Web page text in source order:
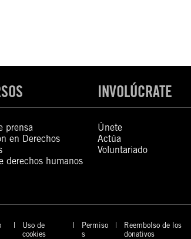
prensa
en Derechos
derechos humanos
INVOLÚCRATE
Únete
Actúa
Voluntariado
Uso de
cookies
Permiso
s
Reembolso de los
donativos